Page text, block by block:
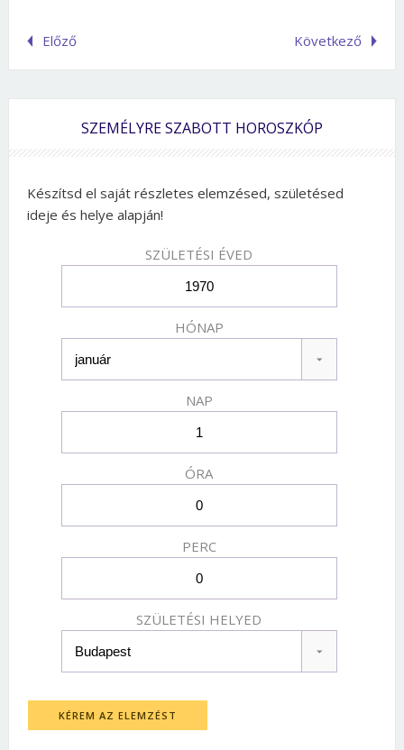
Előző Következő
SZEMÉLYRE SZABOTT HOROSZKÓP
Készítsd el saját részletes elemzésed, születésed
ideje és helye alapján!
SZÜLETÉSI ÉVED
HÓNAP
NAP
ÓRA
PERC
SZÜLETÉSI HELYED
KÉREM AZ ELEMZÉST